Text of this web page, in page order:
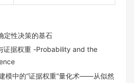
定性决策的基石
证据权重 -Probability and the
模中的“证据权重”量化术——从似然